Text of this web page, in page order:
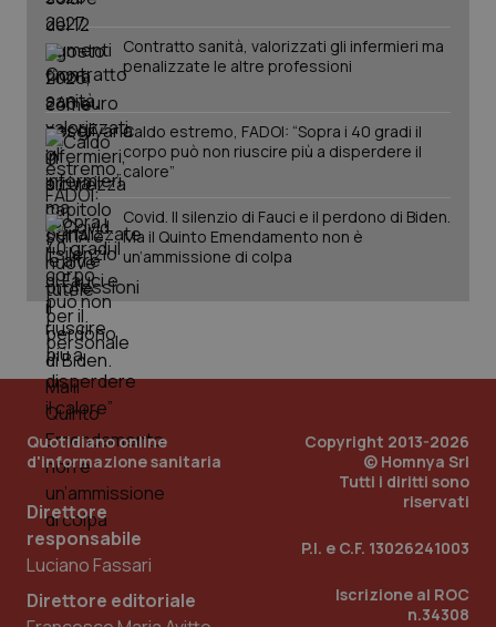
Contratto sanità, valorizzati gli infermieri ma
penalizzate le altre professioni
Caldo estremo, FADOI: “Sopra i 40 gradi il
corpo può non riuscire più a disperdere il
calore”
Covid. Il silenzio di Fauci e il perdono di Biden.
Ma il Quinto Emendamento non è
un’ammissione di colpa
Quotidiano online
d'informazione sanitaria
Direttore
responsabile
Luciano Fassari
Direttore editoriale
Copyright 2013-2026
© Homnya Srl
Tutti i diritti sono
riservati
P.I. e C.F. 13026241003
Iscrizione al ROC
n.34308
PHPSESSID